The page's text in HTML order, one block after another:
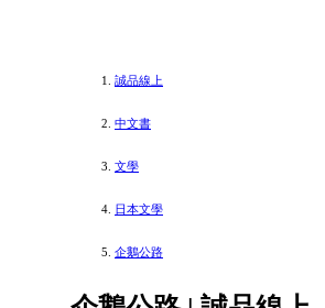
誠品線上
中文書
文學
日本文學
企鵝公路